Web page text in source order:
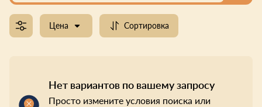
Цена Сортировка
Нет вариантов по вашему запросу
Просто измените условия поиска или